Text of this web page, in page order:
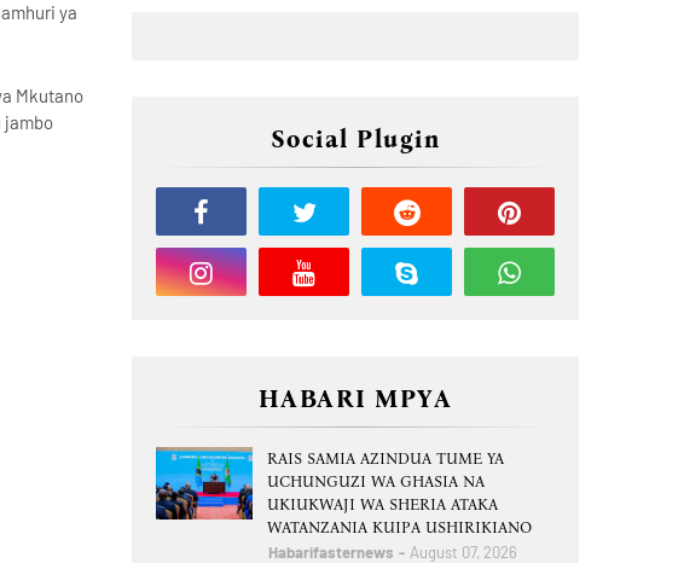
ya
Mkutano
jambo
Social Plugin
HABARI MPYA
RAIS SAMIA AZINDUA TUME YA
UCHUNGUZI WA GHASIA NA
UKIUKWAJI WA SHERIA ATAKA
WATANZANIA KUIPA USHIRIKIANO
Habarifasternews August 07, 2026